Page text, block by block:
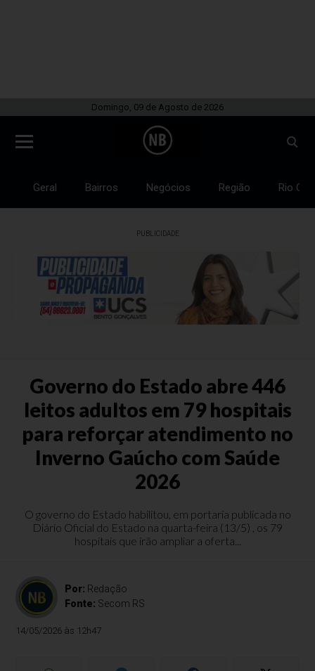
Domingo, 09 de Agosto de 2026
Geral Bairros Negócios Região Rio
PUBLICIDADE
Governo do Estado abre 446
leitos adultos em 79 hospitais
para reforçar atendimento no
Inverno Gaúcho com Saúde
2026
O governo do Estado habilitou, em portaria publicada no
Diário Oficial do Estado na quarta-feira (13/5) , os 79
hospitais que irão ampliar a oferta...
Por: Redação
Fonte: Secom RS
14/05/2026 às 12h47